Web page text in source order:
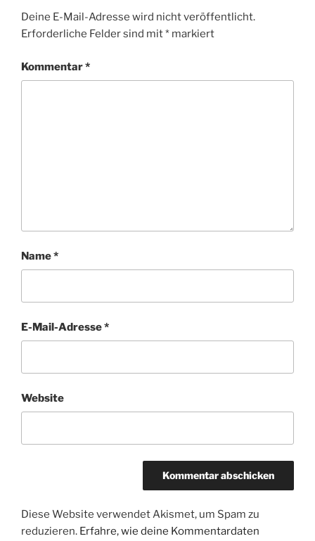
Deine E-Mail-Adresse wird nicht veröffentlicht.
Erforderliche Felder sind mit* markiert
Kommentar*
Name*
E-Mail-Adresse*
Website
Diese Website verwendet Akismet, um Spam zu
reduzieren. Erfahre, wie deine Kommentardaten